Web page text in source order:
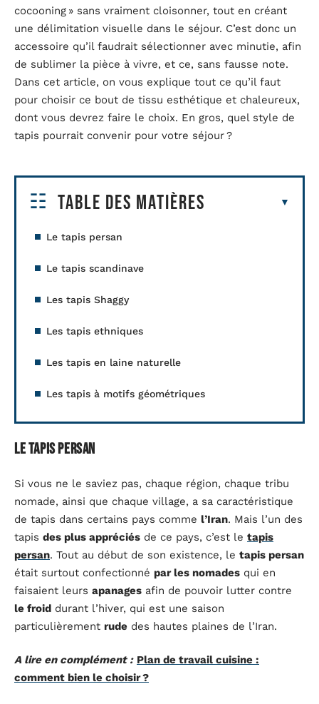
cocooning » sans vraiment cloisonner, tout en créant
une délimitation visuelle dans le séjour. C’est donc un
accessoire qu’il faudrait sélectionner avec minutie, afin
de sublimer la pièce à vivre, et ce, sans fausse note.
Dans cet article, on vous explique tout ce qu’il faut
pour choisir ce bout de tissu esthétique et chaleureux,
dont vous devrez faire le choix. En gros, quel style de
tapis pourrait convenir pour votre séjour ?
Table des matières
Le tapis persan
Le tapis scandinave
Les tapis Shaggy
Les tapis ethniques
Les tapis en laine naturelle
Les tapis à motifs géométriques
Le tapis persan
Si vous ne le saviez pas, chaque région, chaque tribu
nomade, ainsi que chaque village, a sa caractéristique
de tapis dans certains pays comme l’Iran. Mais l’un des
tapis des plus appréciés de ce pays, c’est le tapis
persan. Tout au début de son existence, le tapis persan
était surtout confectionné par les nomades qui en
faisaient leurs apanages afin de pouvoir lutter contre
le froid durant l’hiver, qui est une saison
particulièrement rude des hautes plaines de l’Iran.
A lire en complément : Plan de travail cuisine :
comment bien le choisir ?